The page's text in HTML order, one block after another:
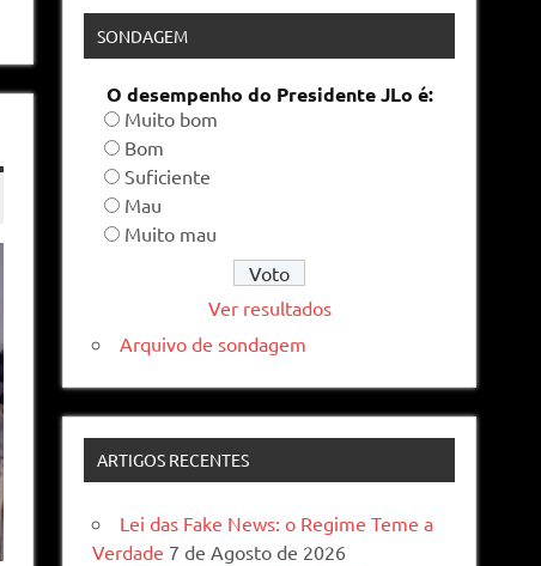
SONDAGEM
O desempenho do Presidente JLo é:
Muito bom
Bom
Suficiente
Mau
Muito mau
Ver resultados
Arquivo de sondagem
ARTIGOS RECENTES
Lei das Fake News: o Regime Teme a
Verdade 7 de Agosto de 2026